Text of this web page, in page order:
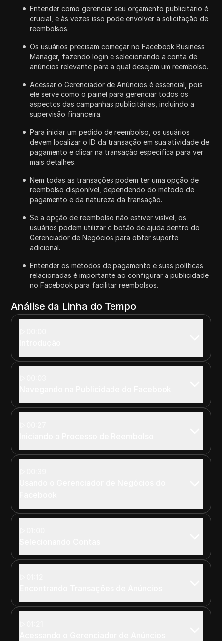
Entender como gerenciar seu orçamento publicitário é
crucial, e às vezes isso pode envolver a solicitação de
reembolsos.
Os usuários precisam começar no Facebook Business
Manager, fazendo login e selecionando a conta de
anúncios relevante para a qual desejam um reembolso.
Acessar o Gerenciador de Anúncios é essencial, pois
ele serve como o painel para gerenciar todos os
aspectos das campanhas publicitárias, incluindo a
supervisão financeira.
Para iniciar um pedido de reembolso, os usuários
devem localizar o ID da transação em sua atividade de
pagamento e clicar na transação específica para ver
mais detalhes.
Nem todas as transações podem ter uma opção de
reembolso disponível, dependendo do método de
pagamento e da natureza da transação.
Se a opção de reembolso não estiver visível, os
usuários podem utilizar o botão de ajuda dentro do
Gerenciador de Negócios para obter suporte
adicional.
Entender os métodos de pagamento e suas políticas
relacionadas é importante ao configurar a publicidade
no Facebook para facilitar reembolsos.
Análise da Linha do Tempo